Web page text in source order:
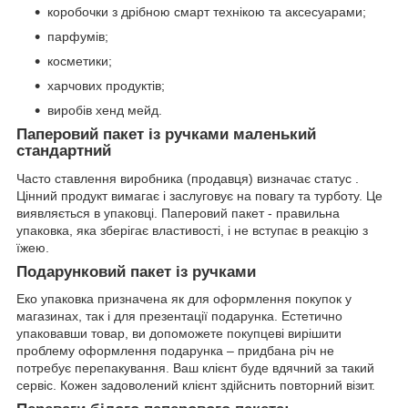
коробочки з дрібною смарт технікою та аксесуарами;
парфумів;
косметики;
харчових продуктів;
виробів хенд мейд.
Паперовий пакет із ручками маленький
стандартний
Часто ставлення виробника (продавця) визначає статус .
Цінний продукт вимагає і заслуговує на повагу та турботу. Це
виявляється в упаковці. Паперовий пакет - правильна
упаковка, яка зберігає властивості, і не вступає в реакцію з
їжею.
Подарунковий пакет із ручками
Еко упаковка призначена як для оформлення покупок у
магазинах, так і для презентації подарунка. Естетично
упаковавши товар, ви допоможете покупцеві вирішити
проблему оформлення подарунка – придбана річ не
потребує перепакування. Ваш клієнт буде вдячний за такий
сервіс. Кожен задоволений клієнт здійснить повторний візит.